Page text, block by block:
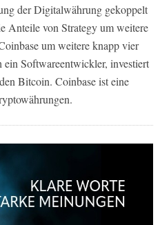
der Digitalwährung gekoppelt
Anteile von Strategy um weitere
um weitere knapp vier
Softwareentwickler, investiert
Bitcoin. Coinbase ist eine